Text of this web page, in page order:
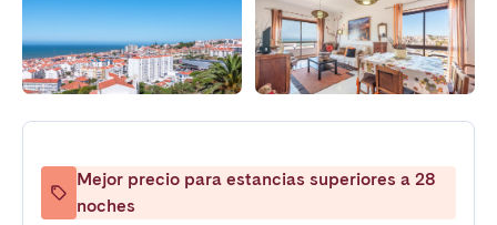
Mejor precio para estancias superiores a 28
noches